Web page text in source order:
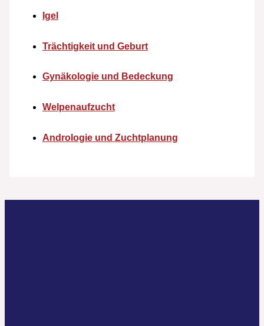
Igel
Trächtigkeit und Geburt
Gynäkologie und Bedeckung
Welpenaufzucht
Andrologie und Zuchtplanung